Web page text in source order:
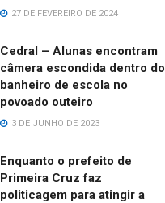
27 DE FEVEREIRO DE 2024
Cedral – Alunas encontram
câmera escondida dentro do
banheiro de escola no
povoado outeiro
3 DE JUNHO DE 2023
Enquanto o prefeito de
Primeira Cruz faz
politicagem para atingir a